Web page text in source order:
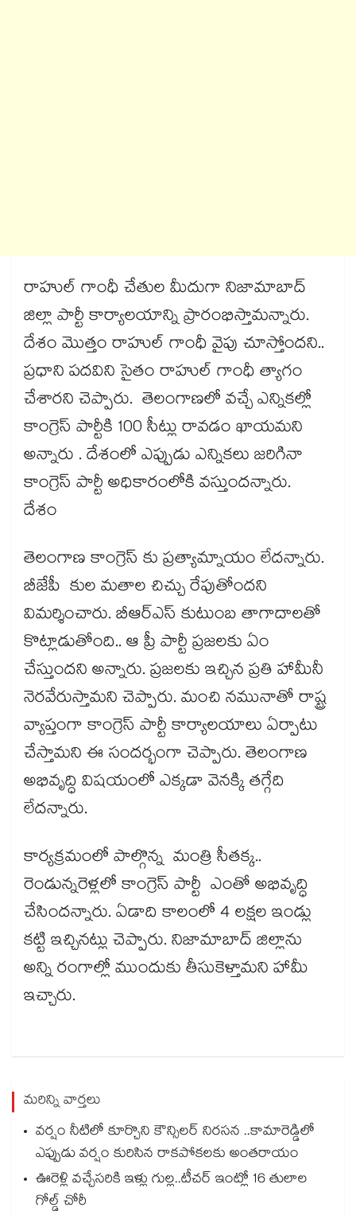
రాహుల్ గాంధీ చేతుల మీదుగా నిజామాబాద్
జిల్లా పార్టీ కార్యాలయాన్ని ప్రారంభిస్తామన్నారు.
దేశం మొత్తం రాహుల్ గాంధీ వైపు చూస్తోందని..
ప్రధాని పదవిని సైతం రాహుల్ గాంధీ త్యాగం
చేశారని చెప్పారు. తెలంగాణలో వచ్చే ఎన్నికల్లో
కాంగ్రెస్ పార్టీకి 100 సీట్లు రావడం ఖాయమని
అన్నారు . దేశంలో ఎప్పుడు ఎన్నికలు జరిగినా
కాంగ్రెస్ పార్టీ అధికారంలోకి వస్తుందన్నారు.
దేశం
తెలంగాణ కాంగ్రెస్ కు ప్రత్యామ్నాయం లేదన్నారు.
బీజేపీ కుల మతాల చిచ్చు రేపుతోందని
విమర్శించారు. బీఆర్ఎస్ కుటుంబ తాగాదాలతో
కొట్లాడుతోంది.. ఆ ప్రీ పార్టీ ప్రజలకు ఏం
చేస్తుందని అన్నారు. ప్రజలకు ఇచ్చిన ప్రతి హామీనీ
నెరవేరుస్తామని చెప్పారు. మంచి నమునాతో రాష్ట్ర
వ్యాప్తంగా కాంగ్రెస్ పార్టీ కార్యాలయాలు ఏర్పాటు
చేస్తామని ఈ సందర్భంగా చెప్పారు. తెలంగాణ
అభివృద్ధి విషయంలో ఎక్కడా వెనక్కి తగ్గేది
లేదన్నారు.
కార్యక్రమంలో పాల్గొన్న మంత్రి సీతక్క..
రెండున్నరెళ్లలో కాంగ్రెస్ పార్టీ ఎంతో అభివృద్ధి
చేసిందన్నారు. ఏడాది కాలంలో 4 లక్షల ఇండ్లు
కట్టి ఇచ్చినట్లు చెప్పారు. నిజామాబాద్ జిల్లాను
అన్ని రంగాల్లో ముందుకు తీసుకెళ్తామని హామీ
ఇచ్చారు.
మరిన్ని వార్తలు
వర్షం నీటిలో కూర్చొని కౌన్సిలర్ నిరసన ..కామారెడ్డిలో
ఎప్పుడు వర్షం కురిసిన రాకపోకలకు అంతరాయం
ఊరెళ్లి వచ్చేసరికి ఇళ్లు గుల్ల..టీచర్ ఇంట్లో 16 తులాల
గోల్డ్ చోరీ